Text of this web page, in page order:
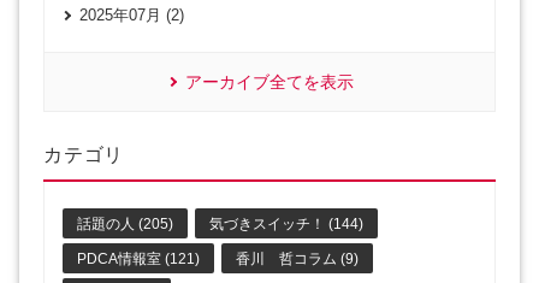
2025年07月 (2)
アーカイブ全てを表示
カテゴリ
話題の人 (205) 気づきスイッチ！ (144)
PDCA情報室 (121) 香川 哲コラム (9)